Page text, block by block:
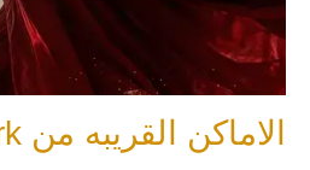
الاماكن القريبه من flow park